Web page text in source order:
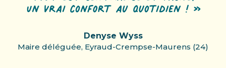
Denyse Wyss
Maire déléguée, Eyraud-Crempse-Maurens (24)